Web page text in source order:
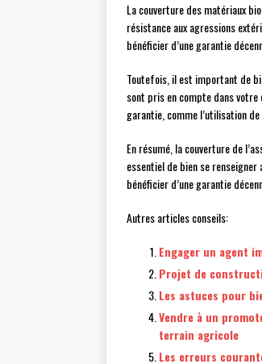
La couverture des matériaux
résistance aux agressions
bénéficier d’une garantie
Toutefois, il est important de
sont pris en compte dans
garantie, comme l’utilisation
En résumé, la couverture de
essentiel de bien se
bénéficier d’une garantie
Autres articles conseils:
Engager un agent
Projet de
Les astuces pour
Vendre à un
terrain agricole
Les erreurs